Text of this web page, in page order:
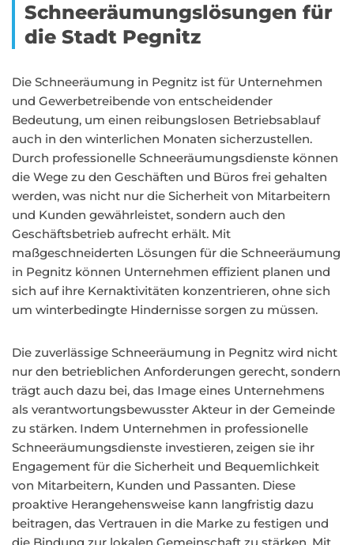
Schneeräumungslösungen für
die Stadt Pegnitz
Die Schneeräumung in Pegnitz ist für Unternehmen
und Gewerbetreibende von entscheidender
Bedeutung, um einen reibungslosen Betriebsablauf
auch in den winterlichen Monaten sicherzustellen.
Durch professionelle Schneeräumungsdienste können
die Wege zu den Geschäften und Büros frei gehalten
werden, was nicht nur die Sicherheit von Mitarbeitern
und Kunden gewährleistet, sondern auch den
Geschäftsbetrieb aufrecht erhält. Mit
maßgeschneiderten Lösungen für die Schneeräumung
in Pegnitz können Unternehmen effizient planen und
sich auf ihre Kernaktivitäten konzentrieren, ohne sich
um winterbedingte Hindernisse sorgen zu müssen.
Die zuverlässige Schneeräumung in Pegnitz wird nicht
nur den betrieblichen Anforderungen gerecht, sondern
trägt auch dazu bei, das Image eines Unternehmens
als verantwortungsbewusster Akteur in der Gemeinde
zu stärken. Indem Unternehmen in professionelle
Schneeräumungsdienste investieren, zeigen sie ihr
Engagement für die Sicherheit und Bequemlichkeit
von Mitarbeitern, Kunden und Passanten. Diese
proaktive Herangehensweise kann langfristig dazu
beitragen, das Vertrauen in die Marke zu festigen und